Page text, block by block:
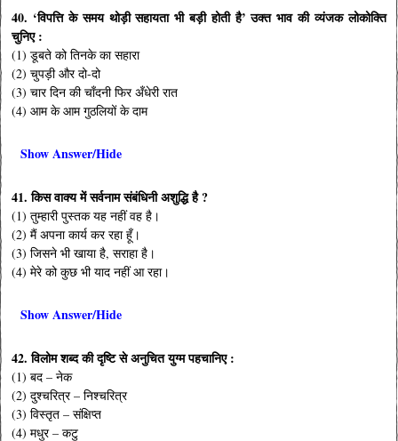
40. ‘विपत्ति के समय थोड़ी सहायता भी बड़ी होती है’ उक्त भाव की व्यंजक लोकोक्ति
चुनिए :
(1) डूबते को तिनके का सहारा
(2) चुपड़ी और दो-दो
(3) चार दिन की चाँदनी फिर अँधेरी रात
(4) आम के आम गुठलियों के दाम
Show Answer/Hide
41. किस वाक्य में सर्वनाम संबंधिनी अशुद्धि है ?
(1) तुम्हारी पुस्तक यह नहीं वह है।
(2) मैं अपना कार्य कर रहा हूँ।
(3) जिसने भी खाया है, सराहा है।
(4) मेरे को कुछ भी याद नहीं आ रहा।
Show Answer/Hide
42. विलोम शब्द की दृष्टि से अनुचित युग्म पहचानिए :
(1) बद – नेक
(2) दुश्चरित्र – निश्चरित्र
(3) विस्तृत – संक्षिप्त
(4) मधुर – कटु